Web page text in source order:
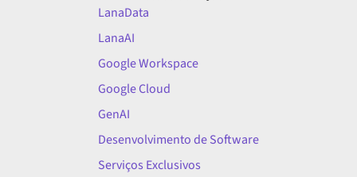
LanaData
LanaAI
Google Workspace
Google Cloud
GenAI
Desenvolvimento de Software
Serviços Exclusivos